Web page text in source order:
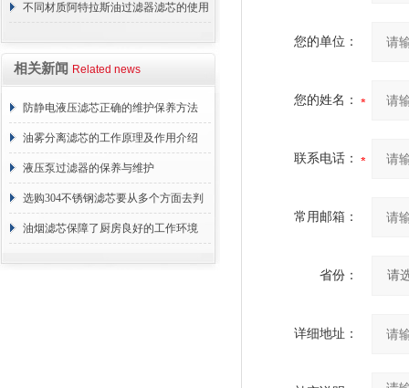
不同材质阿特拉斯油过滤器滤芯的使用
相关新闻 Related news
防静电液压滤芯正确的维护保养方法
油雾分离滤芯的工作原理及作用介绍
液压泵过滤器的保养与维护
选购304不锈钢滤芯要从多个方面去判
断
油烟滤芯保障了厨房良好的工作环境
您的单位：
您的姓名：
联系电话：
常用邮箱：
省份：
详细地址：